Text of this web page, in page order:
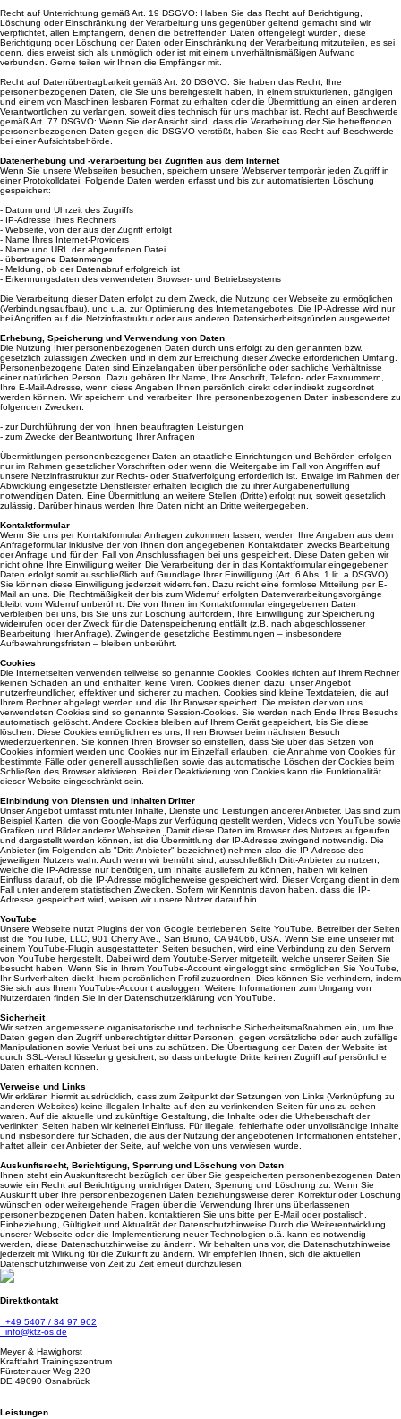
Recht auf Unterrichtung gemäß Art. 19 DSGVO: Haben Sie das Recht auf Berichtigung,
Löschung oder Einschränkung der Verarbeitung uns gegenüber geltend gemacht sind wir
verpflichtet, allen Empfängern, denen die betreffenden Daten offengelegt wurden, diese
Berichtigung oder Löschung der Daten oder Einschränkung der Verarbeitung mitzuteilen, es sei
denn, dies erweist sich als unmöglich oder ist mit einem unverhältnismäßigen Aufwand
verbunden. Gerne teilen wir Ihnen die Empfänger mit.
Recht auf Datenübertragbarkeit gemäß Art. 20 DSGVO: Sie haben das Recht, Ihre
personenbezogenen Daten, die Sie uns bereitgestellt haben, in einem strukturierten, gängigen
und einem von Maschinen lesbaren Format zu erhalten oder die Übermittlung an einen anderen
Verantwortlichen zu verlangen, soweit dies technisch für uns machbar ist. Recht auf Beschwerde
gemäß Art. 77 DSGVO: Wenn Sie der Ansicht sind, dass die Verarbeitung der Sie betreffenden
personenbezogenen Daten gegen die DSGVO verstößt, haben Sie das Recht auf Beschwerde
bei einer Aufsichtsbehörde.
Datenerhebung und -verarbeitung bei Zugriffen aus dem Internet
Wenn Sie unsere Webseiten besuchen, speichern unsere Webserver temporär jeden Zugriff in
einer Protokolldatei. Folgende Daten werden erfasst und bis zur automatisierten Löschung
gespeichert:
- Datum und Uhrzeit des Zugriffs
- IP-Adresse Ihres Rechners
- Webseite, von der aus der Zugriff erfolgt
- Name Ihres Internet-Providers
- Name und URL der abgerufenen Datei
- übertragene Datenmenge
- Meldung, ob der Datenabruf erfolgreich ist
- Erkennungsdaten des verwendeten Browser- und Betriebssystems
Die Verarbeitung dieser Daten erfolgt zu dem Zweck, die Nutzung der Webseite zu ermöglichen
(Verbindungsaufbau), und u.a. zur Optimierung des Internetangebotes. Die IP-Adresse wird nur
bei Angriffen auf die Netzinfrastruktur oder aus anderen Datensicherheitsgründen ausgewertet.
Erhebung, Speicherung und Verwendung von Daten
Die Nutzung Ihrer personenbezogenen Daten durch uns erfolgt zu den genannten bzw.
gesetzlich zulässigen Zwecken und in dem zur Erreichung dieser Zwecke erforderlichen Umfang.
Personenbezogene Daten sind Einzelangaben über persönliche oder sachliche Verhältnisse
einer natürlichen Person. Dazu gehören Ihr Name, Ihre Anschrift, Telefon- oder Faxnummern,
Ihre E-Mail-Adresse, wenn diese Angaben Ihnen persönlich direkt oder indirekt zugeordnet
werden können. Wir speichern und verarbeiten Ihre personenbezogenen Daten insbesondere zu
folgenden Zwecken:
- zur Durchführung der von Ihnen beauftragten Leistungen
- zum Zwecke der Beantwortung Ihrer Anfragen
Übermittlungen personenbezogener Daten an staatliche Einrichtungen und Behörden erfolgen
nur im Rahmen gesetzlicher Vorschriften oder wenn die Weitergabe im Fall von Angriffen auf
unsere Netzinfrastruktur zur Rechts- oder Strafverfolgung erforderlich ist. Etwaige im Rahmen der
Abwicklung eingesetzte Dienstleister erhalten lediglich die zu ihrer Aufgabenerfüllung
notwendigen Daten. Eine Übermittlung an weitere Stellen (Dritte) erfolgt nur, soweit gesetzlich
zulässig. Darüber hinaus werden Ihre Daten nicht an Dritte weitergegeben.
Kontaktformular
Wenn Sie uns per Kontaktformular Anfragen zukommen lassen, werden Ihre Angaben aus dem
Anfrageformular inklusive der von Ihnen dort angegebenen Kontaktdaten zwecks Bearbeitung
der Anfrage und für den Fall von Anschlussfragen bei uns gespeichert. Diese Daten geben wir
nicht ohne Ihre Einwilligung weiter. Die Verarbeitung der in das Kontaktformular eingegebenen
Daten erfolgt somit ausschließlich auf Grundlage Ihrer Einwilligung (Art. 6 Abs. 1 lit. a DSGVO).
Sie können diese Einwilligung jederzeit widerrufen. Dazu reicht eine formlose Mitteilung per E-
Mail an uns. Die Rechtmäßigkeit der bis zum Widerruf erfolgten Datenverarbeitungsvorgänge
bleibt vom Widerruf unberührt. Die von Ihnen im Kontaktformular eingegebenen Daten
verbleiben bei uns, bis Sie uns zur Löschung auffordern, Ihre Einwilligung zur Speicherung
widerrufen oder der Zweck für die Datenspeicherung entfällt (z.B. nach abgeschlossener
Bearbeitung Ihrer Anfrage). Zwingende gesetzliche Bestimmungen – insbesondere
Aufbewahrungsfristen – bleiben unberührt.
Cookies
Die Internetseiten verwenden teilweise so genannte Cookies. Cookies richten auf Ihrem Rechner
keinen Schaden an und enthalten keine Viren. Cookies dienen dazu, unser Angebot
nutzerfreundlicher, effektiver und sicherer zu machen. Cookies sind kleine Textdateien, die auf
Ihrem Rechner abgelegt werden und die Ihr Browser speichert. Die meisten der von uns
verwendeten Cookies sind so genannte Session-Cookies. Sie werden nach Ende Ihres Besuchs
automatisch gelöscht. Andere Cookies bleiben auf Ihrem Gerät gespeichert, bis Sie diese
löschen. Diese Cookies ermöglichen es uns, Ihren Browser beim nächsten Besuch
wiederzuerkennen. Sie können Ihren Browser so einstellen, dass Sie über das Setzen von
Cookies informiert werden und Cookies nur im Einzelfall erlauben, die Annahme von Cookies für
bestimmte Fälle oder generell ausschließen sowie das automatische Löschen der Cookies beim
Schließen des Browser aktivieren. Bei der Deaktivierung von Cookies kann die Funktionalität
dieser Website eingeschränkt sein.
Einbindung von Diensten und Inhalten Dritter
Unser Angebot umfasst mitunter Inhalte, Dienste und Leistungen anderer Anbieter. Das sind zum
Beispiel Karten, die von Google-Maps zur Verfügung gestellt werden, Videos von YouTube sowie
Grafiken und Bilder anderer Webseiten. Damit diese Daten im Browser des Nutzers aufgerufen
und dargestellt werden können, ist die Übermittlung der IP-Adresse zwingend notwendig. Die
Anbieter (im Folgenden als "Dritt-Anbieter" bezeichnet) nehmen also die IP-Adresse des
jeweiligen Nutzers wahr. Auch wenn wir bemüht sind, ausschließlich Dritt-Anbieter zu nutzen,
welche die IP-Adresse nur benötigen, um Inhalte ausliefern zu können, haben wir keinen
Einfluss darauf, ob die IP-Adresse möglicherweise gespeichert wird. Dieser Vorgang dient in dem
Fall unter anderem statistischen Zwecken. Sofern wir Kenntnis davon haben, dass die IP-
Adresse gespeichert wird, weisen wir unsere Nutzer darauf hin.
YouTube
Unsere Webseite nutzt Plugins der von Google betriebenen Seite YouTube. Betreiber der Seiten
ist die YouTube, LLC, 901 Cherry Ave., San Bruno, CA 94066, USA. Wenn Sie eine unserer mit
einem YouTube-Plugin ausgestatteten Seiten besuchen, wird eine Verbindung zu den Servern
von YouTube hergestellt. Dabei wird dem Youtube-Server mitgeteilt, welche unserer Seiten Sie
besucht haben. Wenn Sie in Ihrem YouTube-Account eingeloggt sind ermöglichen Sie YouTube,
Ihr Surfverhalten direkt Ihrem persönlichen Profil zuzuordnen. Dies können Sie verhindern, indem
Sie sich aus Ihrem YouTube-Account ausloggen. Weitere Informationen zum Umgang von
Nutzerdaten finden Sie in der Datenschutzerklärung von YouTube.
Sicherheit
Wir setzen angemessene organisatorische und technische Sicherheitsmaßnahmen ein, um Ihre
Daten gegen den Zugriff unberechtigter dritter Personen, gegen vorsätzliche oder auch zufällige
Manipulationen sowie Verlust bei uns zu schützen. Die Übertragung der Daten der Website ist
durch SSL-Verschlüsselung gesichert, so dass unbefugte Dritte keinen Zugriff auf persönliche
Daten erhalten können.
Verweise und Links
Wir erklären hiermit ausdrücklich, dass zum Zeitpunkt der Setzungen von Links (Verknüpfung zu
anderen Websites) keine illegalen Inhalte auf den zu verlinkenden Seiten für uns zu sehen
waren. Auf die aktuelle und zukünftige Gestaltung, die Inhalte oder die Urheberschaft der
verlinkten Seiten haben wir keinerlei Einfluss. Für illegale, fehlerhafte oder unvollständige Inhalte
und insbesondere für Schäden, die aus der Nutzung der angebotenen Informationen entstehen,
haftet allein der Anbieter der Seite, auf welche von uns verwiesen wurde.
Auskunftsrecht, Berichtigung, Sperrung und Löschung von Daten
Ihnen steht ein Auskunftsrecht bezüglich der über Sie gespeicherten personenbezogenen Daten
sowie ein Recht auf Berichtigung unrichtiger Daten, Sperrung und Löschung zu. Wenn Sie
Auskunft über Ihre personenbezogenen Daten beziehungsweise deren Korrektur oder Löschung
wünschen oder weitergehende Fragen über die Verwendung Ihrer uns überlassenen
personenbezogenen Daten haben, kontaktieren Sie uns bitte per E-Mail oder postalisch.
Einbeziehung, Gültigkeit und Aktualität der Datenschutzhinweise Durch die Weiterentwicklung
unserer Webseite oder die Implementierung neuer Technologien o.ä. kann es notwendig
werden, diese Datenschutzhinweise zu ändern. Wir behalten uns vor, die Datenschutzhinweise
jederzeit mit Wirkung für die Zukunft zu ändern. Wir empfehlen Ihnen, sich die aktuellen
Datenschutzhinweise von Zeit zu Zeit erneut durchzulesen.
Direktkontakt
+49 5407 / 34 97 962
info@ktz-os.de
Meyer & Hawighorst
Kraftfahrt Trainingszentrum
Fürstenauer Weg 220
DE 49090 Osnabrück
Leistungen